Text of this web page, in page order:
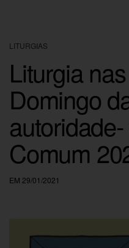
LITURGIAS
Liturgia
Domingo
Comum
EM 29/01/2021